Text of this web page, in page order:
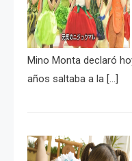
Mino Monta declaró
años saltaba a la […]